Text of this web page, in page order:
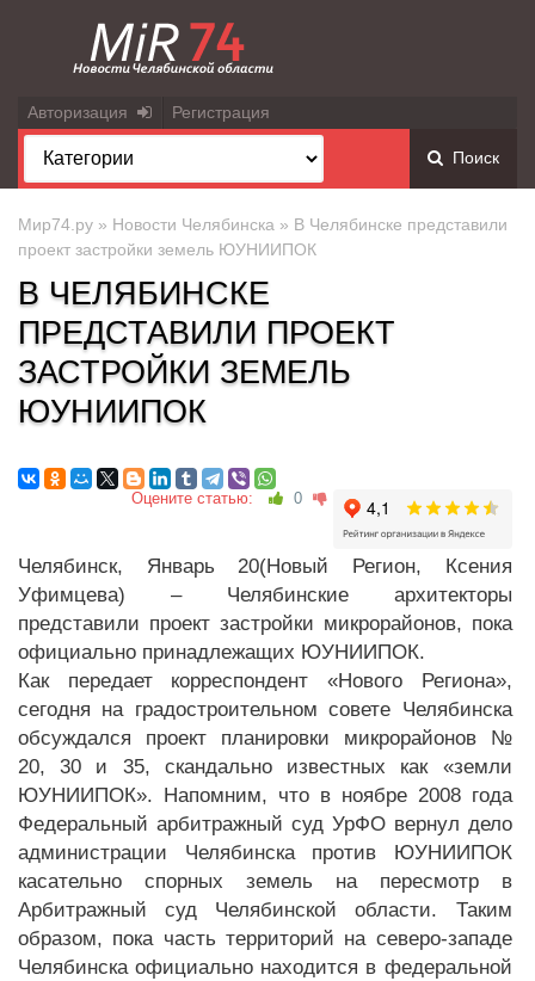
Авторизация Регистрация
Поиск
Мир74.ру » Новости Челябинска » В Челябинске представили
проект застройки земель ЮУНИИПОК
В ЧЕЛЯБИНСКЕ
ПРЕДСТАВИЛИ ПРОЕКТ
ЗАСТРОЙКИ ЗЕМЕЛЬ
ЮУНИИПОК
Оцените статью: 0
Челябинск, Январь 20(Новый Регион, Ксения
Уфимцева) – Челябинские архитекторы
представили проект застройки микрорайонов, пока
официально принадлежащих ЮУНИИПОК.
Как передает корреспондент «Нового Региона»,
сегодня на градостроительном совете Челябинска
обсуждался проект планировки микрорайонов №
20, 30 и 35, скандально известных как «земли
ЮУНИИПОК». Напомним, что в ноябре 2008 года
Федеральный арбитражный суд УрФО вернул дело
администрации Челябинска против ЮУНИИПОК
касательно спорных земель на пересмотр в
Арбитражный суд Челябинской области. Таким
образом, пока часть территорий на северо-западе
Челябинска официально находится в федеральной